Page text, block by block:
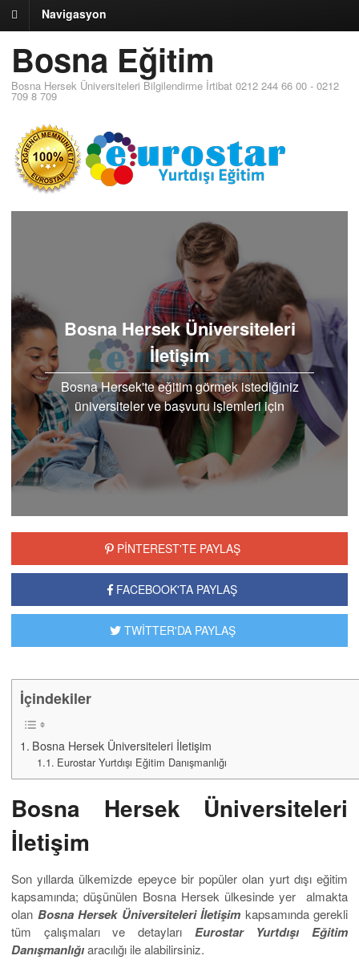
Navigasyon
Bosna Eğitim
Bosna Hersek Üniversiteleri Bilgilendirme İrtibat 0212 244 66 00 - 0212
709 8 709
Bosna Hersek Üniversiteleri
İletişim
Bosna Hersek'te eğitim görmek istediğiniz
üniversiteler ve başvuru işlemleri için
Eurostar’dan destek almalısınız. Bosna Hersek
üniversiteleri iletişim..
PİNTEREST'TE PAYLAŞ
FACEBOOK'TA PAYLAŞ
TWİTTER'DA PAYLAŞ
İçindekiler
Bosna Hersek Üniversiteleri İletişim
Eurostar Yurtdışı Eğitim Danışmanlığı
Bosna Hersek Üniversiteleri
İletişim
Son yıllarda ülkemizde epeyce bir popüler olan yurt dışı eğitim
kapsamında; düşünülen Bosna Hersek ülkesinde yer almakta
olan Bosna Hersek Üniversiteleri İletişim kapsamında gerekli
tüm çalışmaları ve detayları Eurostar Yurtdışı Eğitim
Danışmanlığıaracılığı ile alabilirsiniz.